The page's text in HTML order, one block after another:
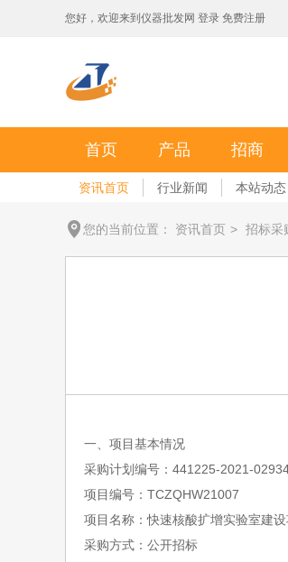
您好，欢迎来到 仪器批发网 登录 免费注册
首页 产品 招商
资讯首页 行业新闻 本站动态
您的当前位置： 资讯首页 > 招标采
一、项目基本情况
采购计划编号： 441225-2021-
项目编号： TCZQHW21007
项目名称：快速核酸扩增实验室建设
采购方式：公开招标